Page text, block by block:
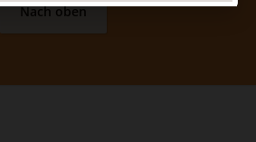
Nach oben